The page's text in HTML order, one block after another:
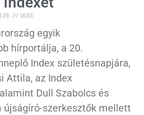
16:01
egyik
hírportálja, a 20.
Index születésnapjára,
Attila, az Index
Dull Szabolcs és
újságíró-szerkesztők mellett